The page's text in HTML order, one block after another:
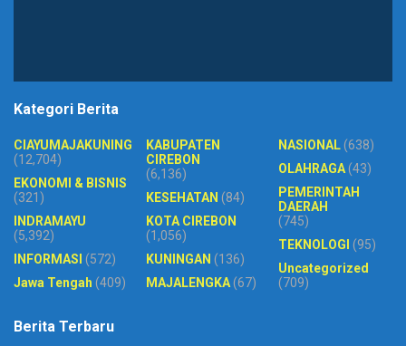
Kategori Berita
CIAYUMAJAKUNING
(12,704)
EKONOMI & BISNIS
(321)
INDRAMAYU
(5,392)
INFORMASI (572)
Jawa Tengah (409)
KABUPATEN
CIREBON
(6,136)
KESEHATAN (84)
KOTA CIREBON
(1,056)
KUNINGAN (136)
MAJALENGKA(67)
NASIONAL(638)
OLAHRAGA(43)
PEMERINTAH
DAERAH
(745)
TEKNOLOGI (95)
Uncategorized
(709)
Berita Terbaru